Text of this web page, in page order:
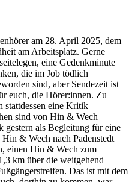
am 28. April 2025, dem
am Arbeitsplatz. Gerne
eine Gedenkminute
die im Job tödlich
sind, aber Sendezeit ist
euch, die Hörer:innen. Zu
stattdessen eine Kritik
sind von Hin & Wech
gestern als Begleitung für eine
& Wech nach Padenstedt
einen Hin & Wech zum
km über die weitgehend
Das ist mit dem